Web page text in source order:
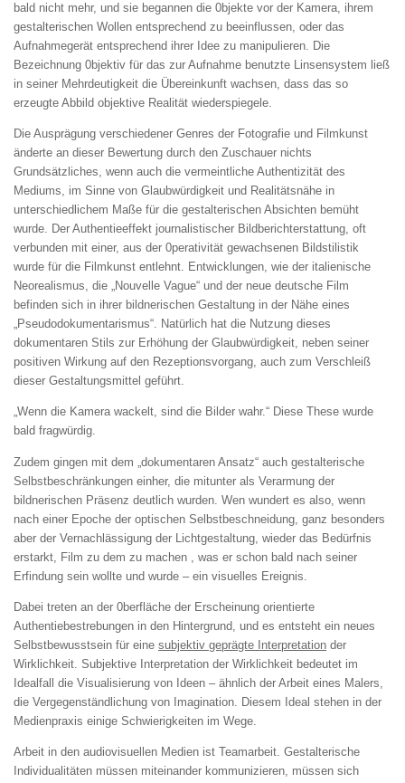
bald nicht mehr, und sie begannen die 0bjekte vor der Kamera, ihrem
gestalterischen Wollen entsprechend zu beeinflussen, oder das
Aufnahmegerät entsprechend ihrer Idee zu manipulieren. Die
Bezeichnung 0bjektiv für das zur Aufnahme benutzte Linsensystem ließ
in seiner Mehrdeutigkeit die Übereinkunft wachsen, dass das so
erzeugte Abbild objektive Realität wiederspiegele.
Die Ausprägung verschiedener Genres der Fotografie und Filmkunst
änderte an dieser Bewertung durch den Zuschauer nichts
Grundsätzliches, wenn auch die vermeintliche Authentizität des
Mediums, im Sinne von Glaubwürdigkeit und Realitätsnähe in
unterschiedlichem Maße für die gestalterischen Absichten bemüht
wurde. Der Authentieeffekt journalistischer Bildberichterstattung, oft
verbunden mit einer, aus der 0perativität gewachsenen Bildstilistik
wurde für die Filmkunst entlehnt. Entwicklungen, wie der italienische
Neorealismus, die „Nouvelle Vague“ und der neue deutsche Film
befinden sich in ihrer bildnerischen Gestaltung in der Nähe eines
„Pseudodokumentarismus“. Natürlich hat die Nutzung dieses
dokumentaren Stils zur Erhöhung der Glaubwürdigkeit, neben seiner
positiven Wirkung auf den Rezeptionsvorgang, auch zum Verschleiß
dieser Gestaltungsmittel geführt.
„Wenn die Kamera wackelt, sind die Bilder wahr.“ Diese These wurde
bald fragwürdig.
Zudem gingen mit dem „dokumentaren Ansatz“ auch gestalterische
Selbstbeschränkungen einher, die mitunter als Verarmung der
bildnerischen Präsenz deutlich wurden. Wen wundert es also, wenn
nach einer Epoche der optischen Selbstbeschneidung, ganz besonders
aber der Vernachlässigung der Lichtgestaltung, wieder das Bedürfnis
erstarkt, Film zu dem zu machen , was er schon bald nach seiner
Erfindung sein wollte und wurde – ein visuelles Ereignis.
Dabei treten an der 0berfläche der Erscheinung orientierte
Authentiebestrebungen in den Hintergrund, und es entsteht ein neues
Selbstbewusstsein für eine subjektiv geprägte Interpretation der
Wirklichkeit. Subjektive Interpretation der Wirklichkeit bedeutet im
Idealfall die Visualisierung von Ideen – ähnlich der Arbeit eines Malers,
die Vergegenständlichung von Imagination. Diesem Ideal stehen in der
Medienpraxis einige Schwierigkeiten im Wege.
Arbeit in den audiovisuellen Medien ist Teamarbeit. Gestalterische
Individualitäten müssen miteinander kommunizieren, müssen sich